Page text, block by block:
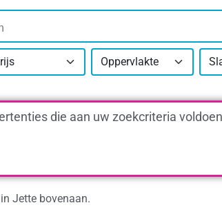
Oppervlakte
die aan uw zoekcriteria voldoen
Jette bovenaan.